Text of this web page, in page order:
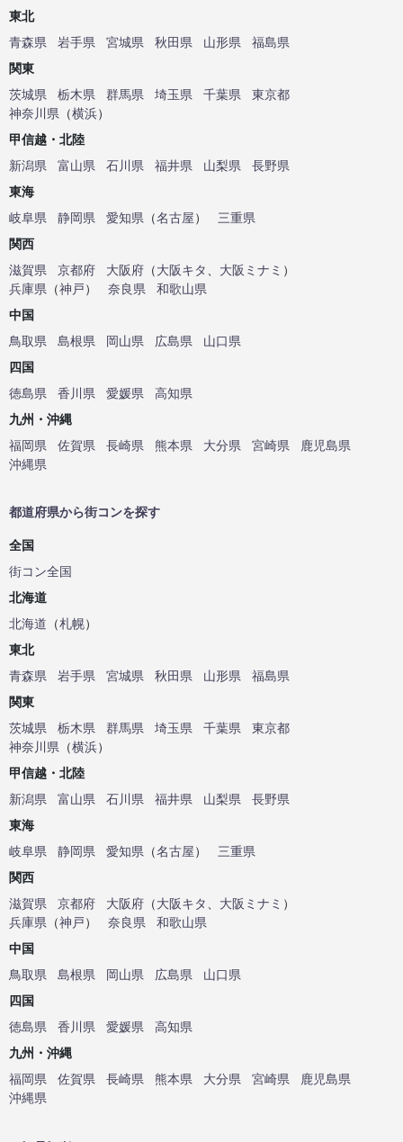
東北
青森県
岩手県 宮城県 秋田県 山形県
福島県
関東
茨城県
栃木県 群馬県 埼玉県 千葉県
東京都
神奈川県 （横浜）
甲信越・北陸
新潟県
富山県 石川県 福井県 山梨県
長野県
東海
岐阜県
静岡県 愛知県 （名古屋）
三重県
関西
滋賀県
京都府 大阪府 （大阪キタ 大阪ミナミ ）
兵庫県 （神戸） 奈良県
和歌山県
中国
鳥取県
島根県 岡山県 広島県
山口県
四国
徳島県
香川県 愛媛県
高知県
九州・沖縄
福岡県
佐賀県 長崎県 熊本県 大分県 宮崎県
鹿児島県
沖縄県
都道府県から街コンを探す
全国
街コン全国
北海道
北海道 （札幌）
東北
青森県
岩手県 宮城県 秋田県 山形県
福島県
関東
茨城県
栃木県 群馬県 埼玉県 千葉県
東京都
神奈川県 （横浜）
甲信越・北陸
新潟県
富山県 石川県 福井県 山梨県
長野県
東海
岐阜県
静岡県 愛知県 （名古屋）
三重県
関西
滋賀県
京都府 大阪府 （大阪キタ 大阪ミナミ ）
兵庫県 （神戸） 奈良県
和歌山県
中国
鳥取県
島根県 岡山県 広島県
山口県
四国
徳島県
香川県 愛媛県
高知県
九州・沖縄
福岡県
佐賀県 長崎県 熊本県 大分県 宮崎県
鹿児島県
沖縄県